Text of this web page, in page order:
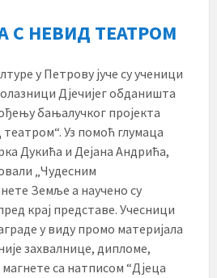
С НЕВИД ТЕАТРОМ
у Петрову јуче су ученици
Дјечијег обданишта
бањалучког пројекта
театром“. Уз помоћ глумаца
Дукића и Дејана Андрића,
„Чудесним
Земље а научено су
крај представе. Учесници
у виду промо материјала
захвалнице, дипломе,
са натписом “Дјеца